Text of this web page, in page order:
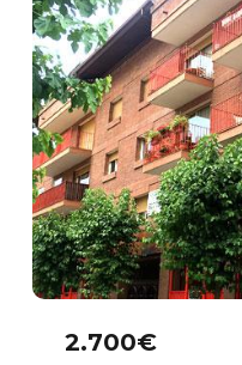
2.700€